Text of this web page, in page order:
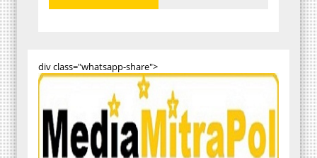
div class="whatsapp-share">